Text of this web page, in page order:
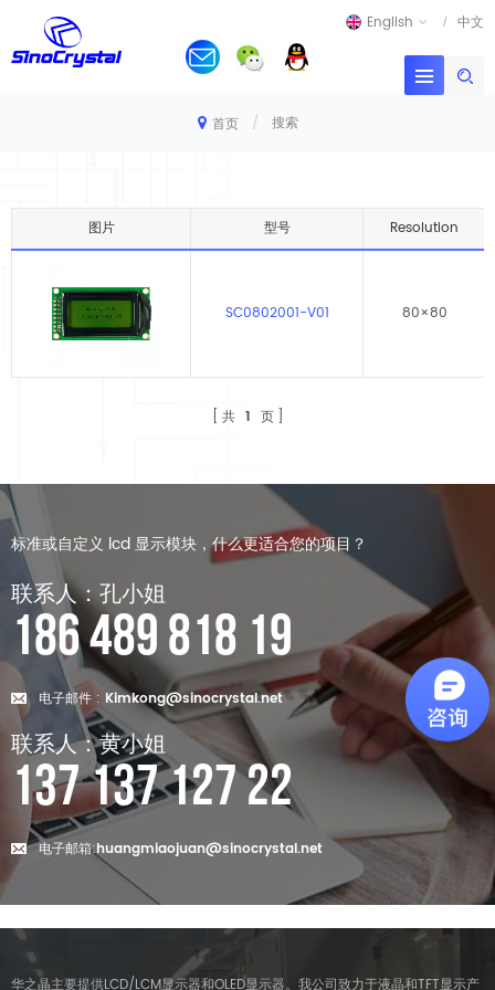
English 中文
首页 / 搜索
图片 型号 Resolution
SC0802001-V01 80×80
共 1 页
标准或自定义 lcd 显示模块，什么更适合您的项目？
联系人：孔小姐
186 489 818 19
电子邮件 : Kimkong@sinocrystal.net
联系人：黄小姐
137 137 127 22
电子邮箱:huangmiaojuan@sinocrystal.net
华之晶主要提供LCD/LCM显示器和OLED显示器。我公司致力于液晶和TFT显示产